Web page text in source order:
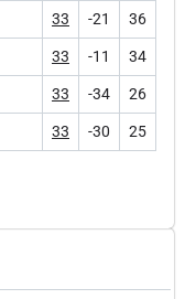
33 -21 36
33 -11 34
33 -34 26
33 -30 25